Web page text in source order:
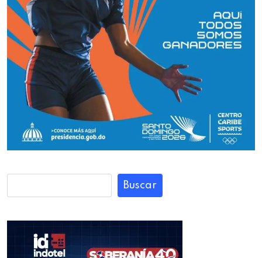
Buscar